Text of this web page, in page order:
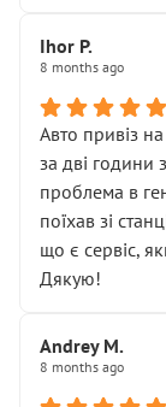
Далі ситуація
• сказали, що
• що біля авто
• почали
чіткого
( ну все
Окремий
мені заявили,
міняти разом
Для людини,
це звучить як
спроба
Ihor P.
8 months ago
Авто привіз
за дві години
проблема в
поїхав зі
що є сервіс,
Дякую!
Andrey M.
8 months ago